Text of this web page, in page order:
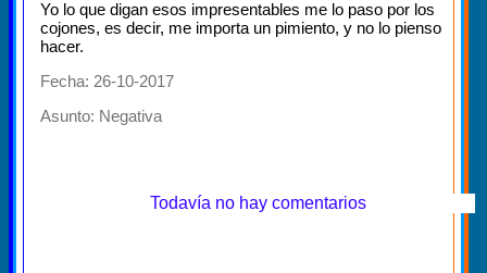
Yo lo que digan esos impresentables me lo paso por los
cojones, es decir, me importa un pimiento, y no lo pienso
hacer.
Fecha: 26-10-2017
Asunto: Negativa
Todavía no hay comentarios